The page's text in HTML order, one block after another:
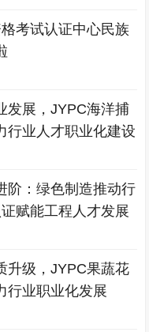
考试认证中心民族
发展，JYPC海洋捕
行业人才职业化建设
阶：绿色制造推动行
赋能工程人才发展
升级，JYPC果蔬花
行业职业化发展